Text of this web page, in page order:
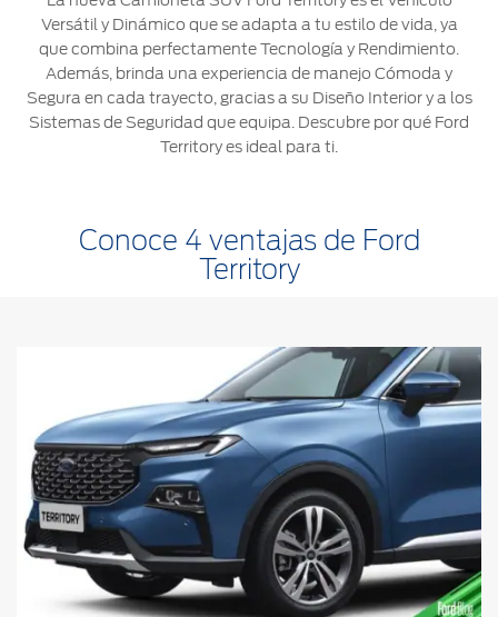
Ford
Custom
Garage
Catálogos
Descubre
Tu Ford
Localiza un
Distribuidor
Seminuevos
Ford
D-
Tect
Colisión y
Mantenimiento
Vehículos
Comerciales
Motorcraft®
Cita de
Servicio
Promociones
de Servicio
Revisión
Soporte
Técnico
Soporte
Técnico
SYNC®
Desempeño
Seguridad
Trabajo
Cambiar
Contraseña
Versátil y Dinámico que se adapta a tu estilo de vida, ya
que combina perfectamente Tecnología y Rendimiento.
Además, brinda una experiencia de manejo Cómoda y
Segura en cada trayecto, gracias a su Diseño Interior y a los
Sistemas de Seguridad que equipa. Descubre por qué Ford
Territory es ideal para ti.
Conoce 4 ventajas de Ford
Territory